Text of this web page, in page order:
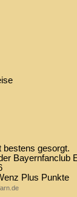
bestens gesorgt.
Bayernfanclub
Plus Punkte